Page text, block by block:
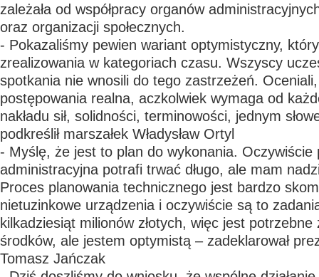
zależała od współpracy organów
oraz organizacji społecznych.
- Pokazaliśmy pewien wariant optymistyczny,
zrealizowania w kategoriach czasu. Wszyscy
spotkania nie wnosili do tego zastrzeżeń.
postępowania realna, aczkolwiek wymaga od
nakładu sił, solidności, terminowości, jednym
podkreślił marszałek Władysław Ortyl
- Myślę, że jest to plan do wykonania. Oczywiście
administracyjna potrafi trwać długo, ale mam
Proces planowania technicznego jest bardzo
nietuzinkowe urządzenia i oczywiście są to
kilkadziesiąt milionów złotych, więc jest potrzebne
środków, ale jestem optymistą – zadeklarował
Tomasz Jańczak